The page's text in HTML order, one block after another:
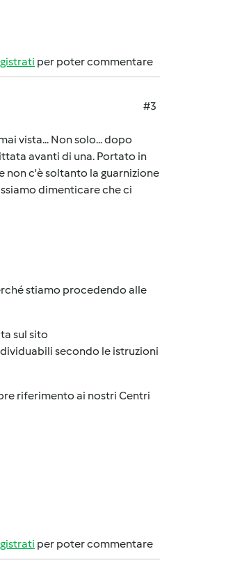
per poter commentare
#3
vista... Non solo... dopo
avanti di una. Portato in
non c'è soltanto la guarnizione
dimenticare che ci
stiamo procedendo alle
sul sito
secondo le istruzioni
riferimento ai nostri Centri
per poter commentare